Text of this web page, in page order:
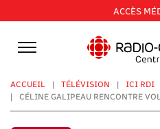
au
contenu
principal
ACCÈS
ACCUEIL TÉLÉVISION
ICI RDI
CÉLINE GALIPEAU RENCONTRE